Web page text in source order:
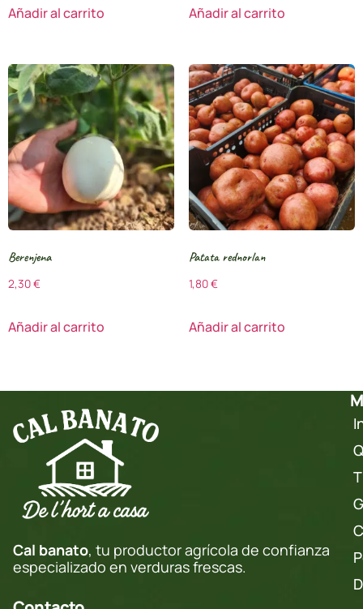
Añadir al carrito Añadir al carrito
Berenjena
2,30€
Añadir al carrito
Patata rednorlan
1,80€
Añadir al carrito
Cal banato, tu productor agrícola de confianza
especializado en verduras frescas.